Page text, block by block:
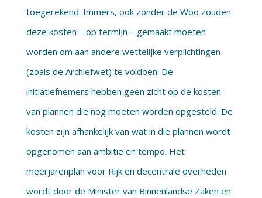
toegerekend. Immers, ook zonder de Woo zouden
deze kosten – op termijn – gemaakt moeten
worden om aan andere wettelijke verplichtingen
(zoals de Archiefwet) te voldoen. De
initiatiefnemers hebben geen zicht op de kosten
van plannen die nog moeten worden opgesteld. De
kosten zijn afhankelijk van wat in die plannen wordt
opgenomen aan ambitie en tempo. Het
meerjarenplan voor Rijk en decentrale overheden
wordt door de Minister van Binnenlandse Zaken en